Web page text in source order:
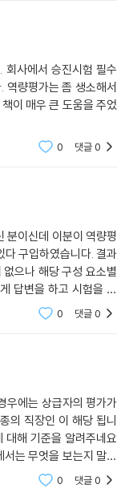
기
기
마나 잘 해결할 수 있
연습하라고 조언한다.
표 원칙, 상대를 내 편으
‘역량발휘법 3단계’를
파 능력)고 강조한다.
려울수록 역량발휘법
로 공략법을 알아본다.
할연기, 역량/NCS 기
구체적으로 제시한다.
칙 5’, 구두 발표할 때는
는 토론 원칙 4’ 등을
수’의 생각을 비교하는
에는 일상에서 역량평가
해 신문 사설을 쪼개서
을 독자에게 직접 예시
회사에서 승진시험 필수
역량평가는 좀 생소해서
이 매우 큰 도움을 주었
0 댓글0
분이신데 이분이 역량평
입하였습니다. 결과
으나 해당 구성 요소별
답변을 하고 시험을 준
되었습니다. 특히,
0 댓글0
우에는 상급자의 평가가
의 직장인 이 해당 됩니
대해 기준을 알려주네요
는 무엇을 보는지 말해
될 내용이 있습니다 잘
0 댓글0